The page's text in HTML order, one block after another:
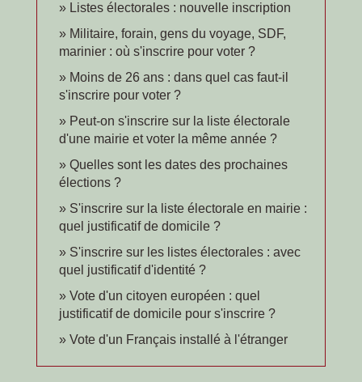
Listes électorales : nouvelle inscription
Militaire, forain, gens du voyage, SDF,
marinier : où s'inscrire pour voter ?
Moins de 26 ans : dans quel cas faut-il
s'inscrire pour voter ?
Peut-on s'inscrire sur la liste électorale
d'une mairie et voter la même année ?
Quelles sont les dates des prochaines
élections ?
S'inscrire sur la liste électorale en mairie :
quel justificatif de domicile ?
S'inscrire sur les listes électorales : avec
quel justificatif d'identité ?
Vote d'un citoyen européen : quel
justificatif de domicile pour s'inscrire ?
Vote d'un Français installé à l'étranger